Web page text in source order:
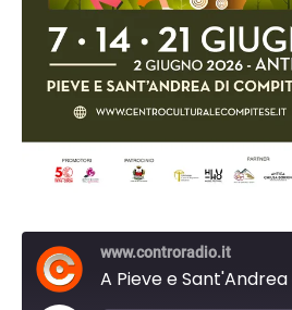
www.controradio.it